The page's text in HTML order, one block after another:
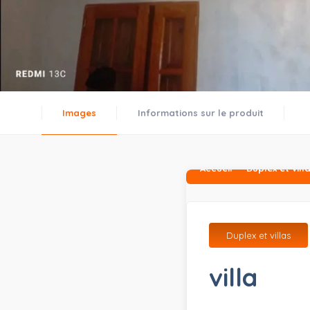
Images Informations sur le produit
Accueil Duplex et
Duplex et villas
villa